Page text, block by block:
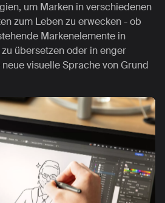
um Marken in verschiedenen
zum Leben zu erwecken - ob
Markenelemente in
übersetzen oder in enger
visuelle Sprache von Grund